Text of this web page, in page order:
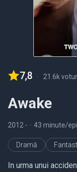
7,8 - 21.6k
Awake
2012 - • 43 minute/
Dramă
In urma unui